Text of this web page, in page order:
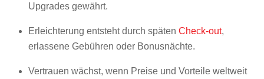
Upgrades gewährt.
Erleichterung entsteht durch späten Check-out,
erlassene Gebühren oder Bonusnächte.
Vertrauen wächst, wenn Preise und Vorteile weltweit